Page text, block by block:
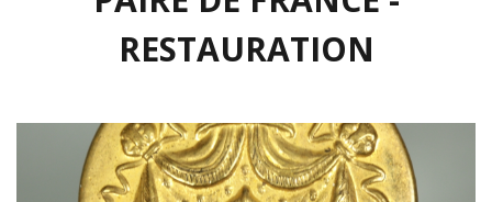
RESTAURATION